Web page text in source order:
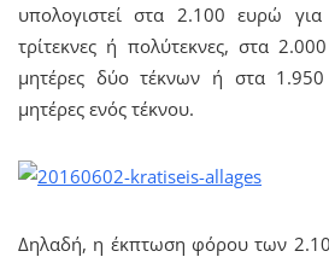
υπολογιστεί στα 2.100 ευρώ
τρίτεκνες ή πολύτεκνες, στα
μητέρες δύο τέκνων ή στα 1.950
μητέρες ενός τέκνου.
Δηλαδή, η έκπτωση φόρου των